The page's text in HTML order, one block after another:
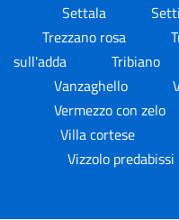
Settala
Trezzano rosa
sull'adda
Tribiano
Vanzaghello
Vermezzo con zelo
Villa cortese
Vizzolo predabissi